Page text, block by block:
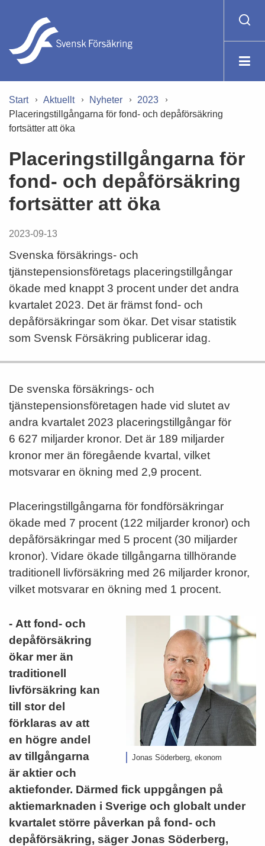
Start Aktuellt Nyheter
2023
Placeringstillgångarna för fond- och depåförsäkring
fortsätter att öka
Placeringstillgångarna för
fond- och depåförsäkring
fortsätter att öka
2023-09-13
Svenska försäkrings- och
tjänstepensionsföretags placeringstillgångar
ökade med knappt 3 procent under det andra
kvartalet 2023. Det är främst fond- och
depåförsäkringar som ökar. Det visar statistik
som Svensk Försäkring publicerar idag.
De svenska försäkrings- och
tjänstepensionsföretagen hade vid slutet av
andra kvartalet 2023 placeringstillgångar för
6 627 miljarder kronor. Det är 189 miljarder
kronor mer än föregående kvartal, vilket
motsvarar en ökning med 2,9 procent.
Placeringstillgångarna för fondförsäkringar
ökade med 7 procent (122 miljarder kronor) och
depåförsäkringar med 5 procent (30 miljarder
kronor). Vidare ökade tillgångarna tillhörande
traditionell livförsäkring med 26 miljarder kronor,
vilket motsvarar en ökning med 1 procent.
Jonas Söderberg, ekonom
- Att fond- och
depåförsäkring
ökar mer än
traditionell
livförsäkring kan
till stor del
förklaras av att
en högre andel
av tillgångarna
är aktier och
aktiefonder. Därmed fick uppgången på
aktiemarknaden i Sverige och globalt under
kvartalet större påverkan på fond- och
depåförsäkring, säger Jonas Söderberg,